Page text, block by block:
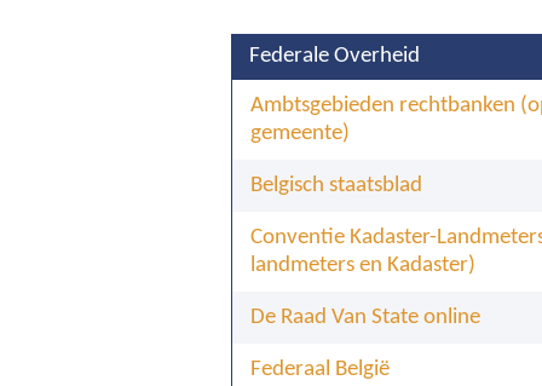
Federale Overheid
Ambtsgebieden rechtbanken
gemeente)
Belgisch staatsblad
Conventie Kadaster-
landmeters en Kadaster)
De Raad Van State online
Federaal België